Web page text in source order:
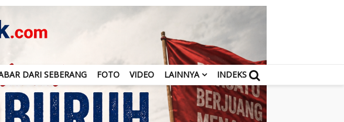
DARI SEBERANG FOTO VIDEO LAINNYA INDEKS